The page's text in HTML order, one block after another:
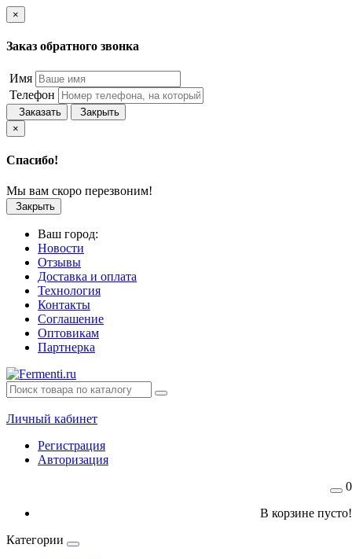
×
Заказ обратного звонка
Имя
Телефон
Заказать
Закрыть
×
Спасибо!
Мы вам скоро перезвоним!
Закрыть
Ваш город:
Новости
Отзывы
Доставка и оплата
Технология
Контакты
Соглашение
Оптовикам
Партнерка
Личный кабинет
Регистрация
Авторизация
0
В корзине пусто!
Категории